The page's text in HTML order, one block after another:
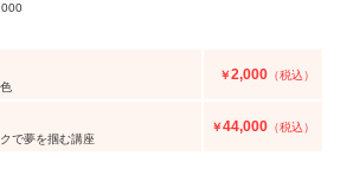
￥2,000 （税込）
で夢を掴む講座
￥44,000 （税込）